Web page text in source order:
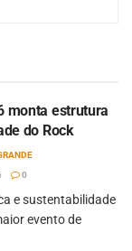
monta estrutura
do Rock
0
e sustentabilidade
evento de